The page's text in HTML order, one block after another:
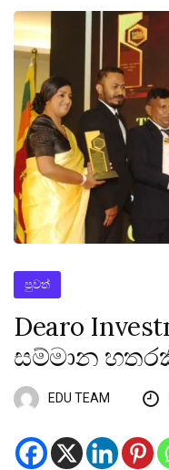
පුවත්
Dearo
සම්මාන
EDU TEAM